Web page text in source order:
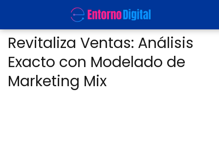
Revitaliza Ventas: Análisis
Exacto con Modelado de
Marketing Mix